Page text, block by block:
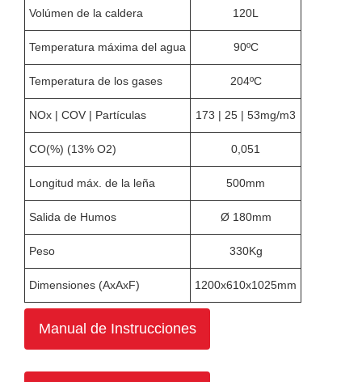
Volúmen de la caldera 120L
Temperatura máxima del agua 90ºC
Temperatura de los gases 204ºC
NOx | COV | Partículas 173 | 25 | 53mg/m3
CO(%) (13% O2) 0,051
Longitud máx. de la leña 500mm
Salida de Humos Ø 180mm
Peso 330Kg
Dimensiones (AxAxF) 1200x610x1025mm
Manual de Instrucciones